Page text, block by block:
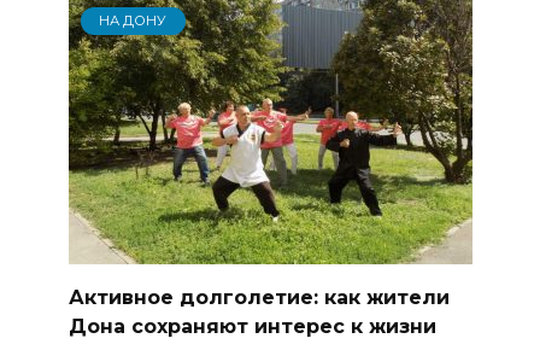
НА ДОНУ
Активное долголетие: как жители
Дона сохраняют интерес к жизни